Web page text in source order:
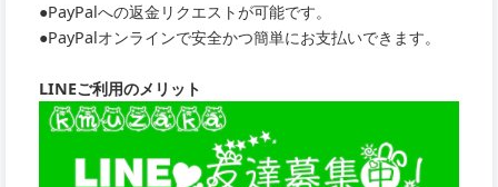
●PayPalへの返金リクエストが可能です。
●PayPalオンラインで安全かつ簡単にお支払いできます。
LINEご利用のメリット